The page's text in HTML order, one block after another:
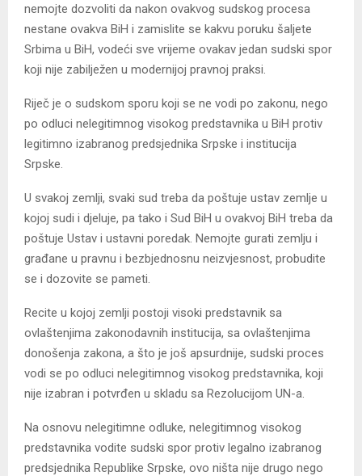
nemojte dozvoliti da nakon ovakvog sudskog procesa
nestane ovakva BiH i zamislite se kakvu poruku šaljete
Srbima u BiH, vodeći sve vrijeme ovakav jedan sudski spor
koji nije zabilježen u modernijoj pravnoj praksi.
Riječ je o sudskom sporu koji se ne vodi po zakonu, nego
po odluci nelegitimnog visokog predstavnika u BiH protiv
legitimno izabranog predsjednika Srpske i institucija
Srpske.
U svakoj zemlji, svaki sud treba da poštuje ustav zemlje u
kojoj sudi i djeluje, pa tako i Sud BiH u ovakvoj BiH treba da
poštuje Ustav i ustavni poredak. Nemojte gurati zemlju i
građane u pravnu i bezbjednosnu neizvjesnost, probudite
se i dozovite se pameti.
Recite u kojoj zemlji postoji visoki predstavnik sa
ovlaštenjima zakonodavnih institucija, sa ovlaštenjima
donošenja zakona, a što je još apsurdnije, sudski proces
vodi se po odluci nelegitimnog visokog predstavnika, koji
nije izabran i potvrđen u skladu sa Rezolucijom UN-a.
Na osnovu nelegitimne odluke, nelegitimnog visokog
predstavnika vodite sudski spor protiv legalno izabranog
predsjednika Republike Srpske, ovo ništa nije drugo nego